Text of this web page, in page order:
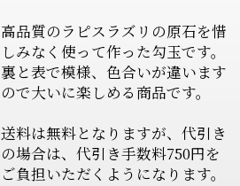
高品質のラピスラズリの原石を惜
しみなく使って作った勾玉です。
裏と表で模様、色合いが違います
ので大いに楽しめる商品です。
送料は無料となりますが、代引き
の場合は、代引き手数料750円を
ご負担いただくようになります。